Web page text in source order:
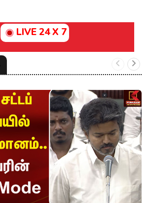
LIVE 24 X 7